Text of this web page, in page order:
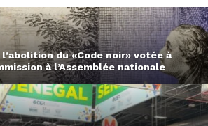
du «Code noir» votée à
à l’Assemblée nationale